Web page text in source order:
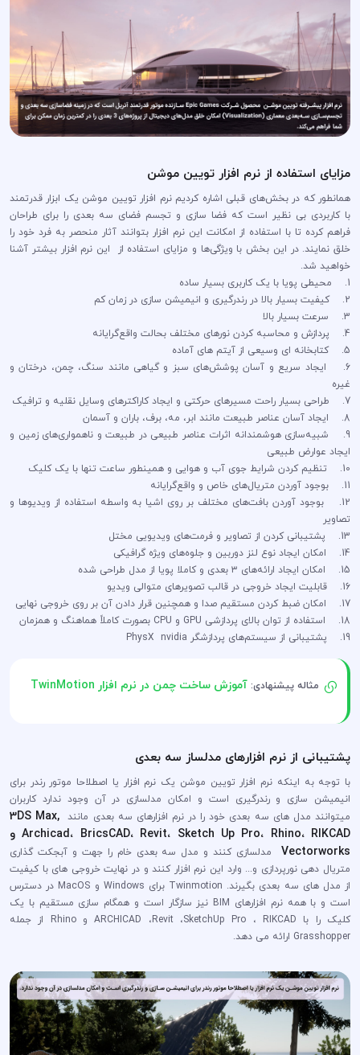
مزایای استفاده از نرم افزار تویین موشن
همانطور که در بخش‌های قبلی اشاره کردیم نرم افزار تویین موشن یک ابزار قدرتمند
با کاربردی بی نظیر است که فضا سازی و تجسم فضای سه بعدی را برای طراحان
فراهم کرده تا با استفاده از امکانت این نرم افزار بتوانند آثار منحصر به فرد خود را
خلق نمایند. در این بخش با ویژگی‌ها و مزایای استفاده از این نرم افزار بیشتر آشنا
خواهید شد.
1. محیطی پویا با یک کاربری بسیار ساده
2. کیفیت بسیار بالا در رندرگیری و انیمیشن سازی در زمان کم
3. سرعت بسیار بالا
4. پردازش و محاسبه کردن نورهای مختلف بحالت واقع‌گرایانه
5. کتابخانه ای وسیعی از آیتم های آماده
6. ایجاد سریع و آسان پوشش‌های سبز و گیاهی مانند سنگ، چمن، درختان و
غیره
7. طراحی بسیار راحت مسیرهای حرکتی و ایجاد کاراکترهای وسایل نقلیه و ترافیک
8. ایجاد آسان عناصر طبیعت مانند ابر، مه، برف، باران و آسمان
9. شبیه‌سازی هوشمندانه اثرات عناصر طبیعی در طبیعت و ناهمواری‌های زمین و
ایجاد عوارض طبیعی
10. تنظیم کردن شرایط جوی آب و هوایی و همینطور ساعت تنها با یک کلیک
11. بوجود آوردن متریال‌های خاص و واقع‌گرایانه
12. بوجود آوردن بافت‌های مختلف بر روی اشیا به واسطه استفاده از ویدیوها و
تصاویر
13. پشتیبانی کردن از تصاویر و فرمت‌های ویدیویی مختل
14. امکان ایجاد نوع لنز دوربین و جلوه‌های ویژه گرافیکی
15. امکان ایجاد ارائه‌های ۳ بعدی و کاملا پویا از مدل طراحی شده
16. قابلیت ایجاد خروجی در قالب تصویرهای متوالی ویدیو
17. امکان ضبط کردن مستقیم صدا و همچنین قرار دادن آن بر روی خروجی نهایی
18. استفاده از توان بالای پردازشی GPU و CPU بصورت کاملاً هماهنگ و همزمان
19. پشتیبانی از سیستم‌های پردازشگر PhysX nvidia
مثاله پیشنهادی:آموزش ساخت چمن در نرم افزار TwinMotion
پشتیبانی از نرم افزارهای مدلساز سه بعدی
با توجه به اینکه نرم افزار تویین موشن یک نرم افزار یا اصطلاحا موتور رندر برای
انیمیشن سازی و رندرگیری است و امکان مدلسازی در آن وجود ندارد کاربران
میتوانند مدل های سه بعدی خود را در نرم افزارهای سه بعدی مانند 3DS Max,
Archicad، BricsCAD، Revit، Sketch Up Pro، Rhino، RIKCAD و
Vectorworks مدلسازی کنند و مدل سه بعدی خام را جهت و آبجکت گذاری
متریال دهی نورپردازی و... وارد این نرم افزار کنند و در نهایت خروجی های با کیفیت
از مدل های سه بعدی بگیرند. Twinmotion برای Windows و MacOS در دسترس
است و با همه نرم افزارهای BIM نیز سازگار است و همگام سازی مستقیم با یک
کلیک را با ARCHICAD ،Revit ،SketchUp Pro ، RIKCAD و Rhino از جمله
Grasshopper ارائه می دهد.